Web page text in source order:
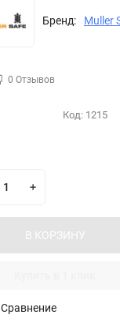
Бренд: Muller
0 Отзывов
Код: 1215
В КОРЗИНУ
Сравнение